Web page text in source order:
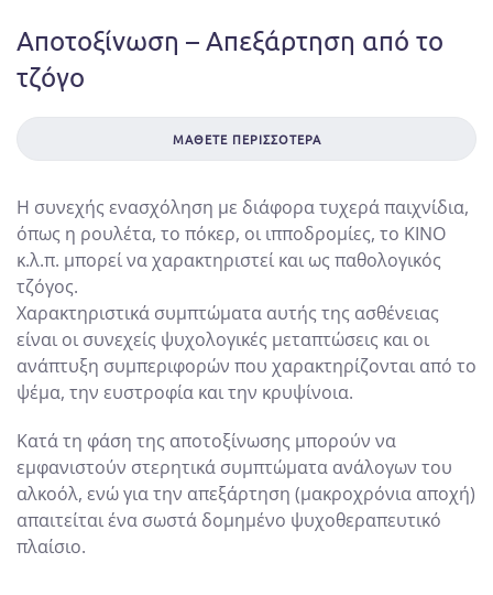
Αποτοξίνωση – Απεξάρτηση από το
τζόγο
ΜΆΘΕΤΕ ΠΕΡΙΣΣΌΤΕΡΑ
Η συνεχής ενασχόληση με διάφορα τυχερά παιχνίδια,
όπως η ρουλέτα, το πόκερ, οι ιπποδρομίες, το ΚΙΝΟ
κ.λ.π. μπορεί να χαρακτηριστεί και ως παθολογικός
τζόγος.
Χαρακτηριστικά συμπτώματα αυτής της ασθένειας
είναι οι συνεχείς ψυχολογικές μεταπτώσεις και οι
ανάπτυξη συμπεριφορών που χαρακτηρίζονται από το
ψέμα, την ευστροφία και την κρυψίνοια.
Κατά τη φάση της αποτοξίνωσης μπορούν να
εμφανιστούν στερητικά συμπτώματα ανάλογων του
αλκοόλ, ενώ για την απεξάρτηση (μακροχρόνια αποχή)
απαιτείται ένα σωστά δομημένο ψυχοθεραπευτικό
πλαίσιο.